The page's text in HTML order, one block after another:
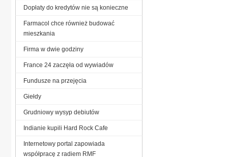
Dopłaty do kredytów nie są konieczne
Farmacol chce również budować
mieszkania
Firma w dwie godziny
France 24 zaczęła od wywiadów
Fundusze na przejęcia
Giełdy
Grudniowy wysyp debiutów
Indianie kupili Hard Rock Cafe
Internetowy portal zapowiada
współpracę z radiem RMF